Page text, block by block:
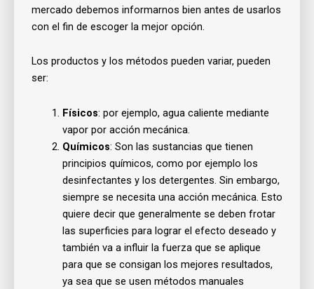
mercado debemos informarnos bien antes de usarlos
con el fin de escoger la mejor opción.
Los productos y los métodos pueden variar, pueden
ser:
Físicos: por ejemplo, agua caliente mediante
vapor por acción mecánica.
Químicos: Son las sustancias que tienen
principios químicos, como por ejemplo los
desinfectantes y los detergentes. Sin embargo,
siempre se necesita una acción mecánica. Esto
quiere decir que generalmente se deben frotar
las superficies para lograr el efecto deseado y
también va a influir la fuerza que se aplique
para que se consigan los mejores resultados,
ya sea que se usen métodos manuales